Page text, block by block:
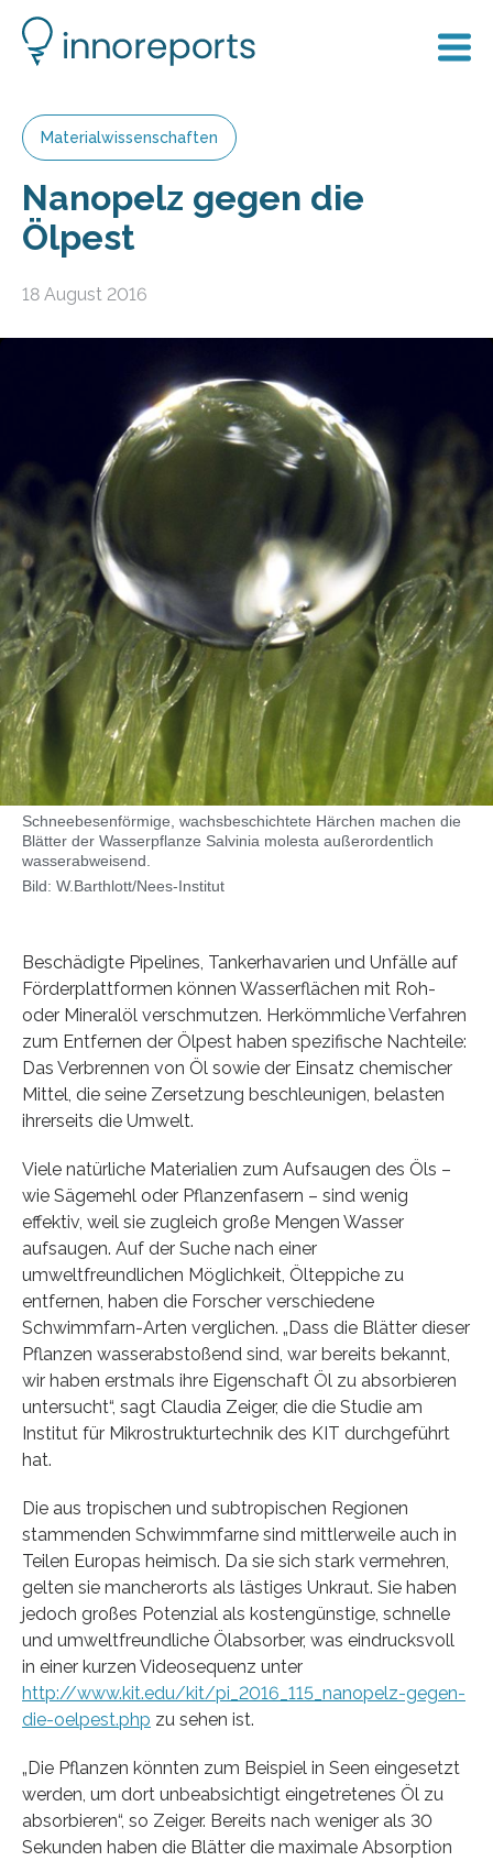
Materialwissenschaften
Nanopelz gegen die
Ölpest
18 August 2016
Schneebesenförmige, wachsbeschichtete Härchen machen die
Blätter der Wasserpflanze Salvinia molesta außerordentlich
wasserabweisend.
Bild: W.Barthlott/Nees-Institut
Beschädigte Pipelines, Tankerhavarien und Unfälle auf
Förderplattformen können Wasserflächen mit Roh-
oder Mineralöl verschmutzen. Herkömmliche Verfahren
zum Entfernen der Ölpest haben spezifische Nachteile:
Das Verbrennen von Öl sowie der Einsatz chemischer
Mittel, die seine Zersetzung beschleunigen, belasten
ihrerseits die Umwelt.
Viele natürliche Materialien zum Aufsaugen des Öls –
wie Sägemehl oder Pflanzenfasern – sind wenig
effektiv, weil sie zugleich große Mengen Wasser
aufsaugen. Auf der Suche nach einer
umweltfreundlichen Möglichkeit, Ölteppiche zu
entfernen, haben die Forscher verschiedene
Schwimmfarn-Arten verglichen. „Dass die Blätter dieser
Pflanzen wasserabstoßend sind, war bereits bekannt,
wir haben erstmals ihre Eigenschaft Öl zu absorbieren
untersucht“, sagt Claudia Zeiger, die die Studie am
Institut für Mikrostrukturtechnik des KIT durchgeführt
hat.
Die aus tropischen und subtropischen Regionen
stammenden Schwimmfarne sind mittlerweile auch in
Teilen Europas heimisch. Da sie sich stark vermehren,
gelten sie mancherorts als lästiges Unkraut. Sie haben
jedoch großes Potenzial als kostengünstige, schnelle
und umweltfreundliche Ölabsorber, was eindrucksvoll
in einer kurzen Videosequenz unter
http://www.kit.edu/kit/pi_2016_115_nanopelz-gegen-
die-oelpest.php zu sehen ist.
„Die Pflanzen könnten zum Beispiel in Seen eingesetzt
werden, um dort unbeabsichtigt eingetretenes Öl zu
absorbieren“, so Zeiger. Bereits nach weniger als 30
Sekunden haben die Blätter die maximale Absorption